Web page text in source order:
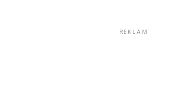
REKLAM